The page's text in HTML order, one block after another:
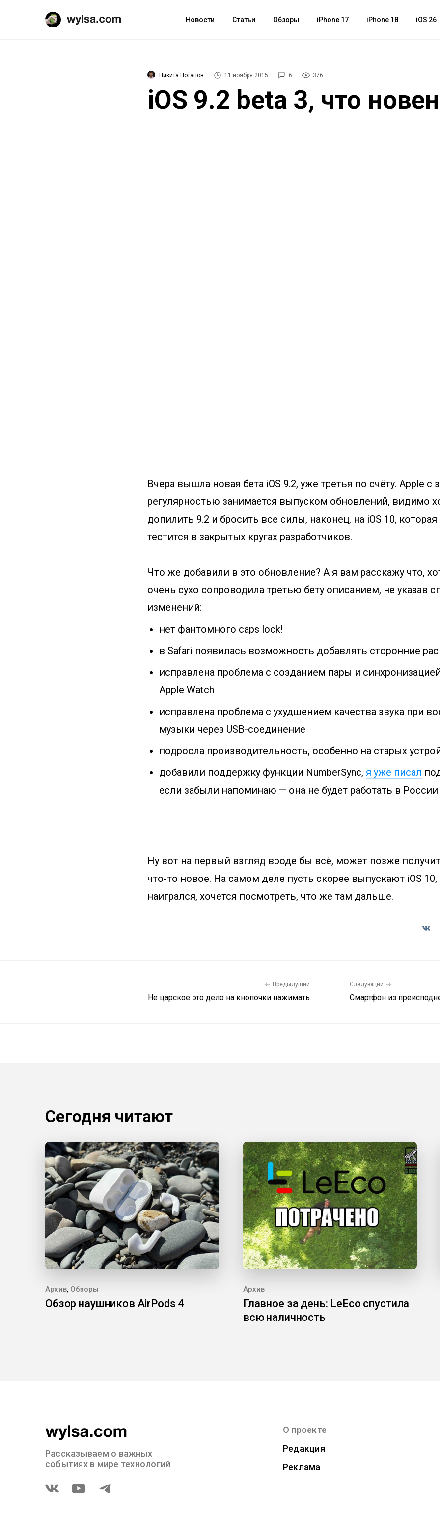
Новости Статьи Обзоры iPhone 17 iPhone 18 iOS 26
Никита Потапов 11 ноября 2015 6 376
iOS 9.2 beta 3, что
Вчера вышла новая бета iOS 9.2, уже третья по счёту. Apple с
регулярностью занимается выпуском обновлений, видимо
допилить 9.2 и бросить все силы, наконец, на iOS 10,
тестится в закрытых кругах разработчиков.
Что же добавили в это обновление? А я вам расскажу что,
очень сухо сопроводила третью бету описанием, не указав
изменений:
нет фантомного caps lock!
в Safari появилась возможность добавлять сторонние
исправлена проблема с созданием пары и
Apple Watch
исправлена проблема с ухудшением качества звука при
музыки через USB-соединение
подросла производительность, особенно на старых
добавили поддержку функции NumberSync, я уже писал
если забыли напоминаю — она не будет работать в России
Ну вот на первый взгляд вроде бы всё, может позже
что-то новое. На самом деле пусть скорее выпускают iOS 10,
наигрался, хочется посмотреть, что же там дальше.
Предыдущий
Не царское это дело на кнопочки нажимать
Следующий
Смартфон из
Сегодня читают
Архив, Обзоры
Обзор наушников AirPods 4
Архив
Главное за день: LeEco спустила
всю наличность
Рассказываем о важных
событиях в мире технологий
О проекте
Редакция
Реклама